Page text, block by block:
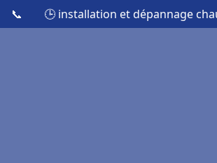
📞 🕒 installation et dépannage